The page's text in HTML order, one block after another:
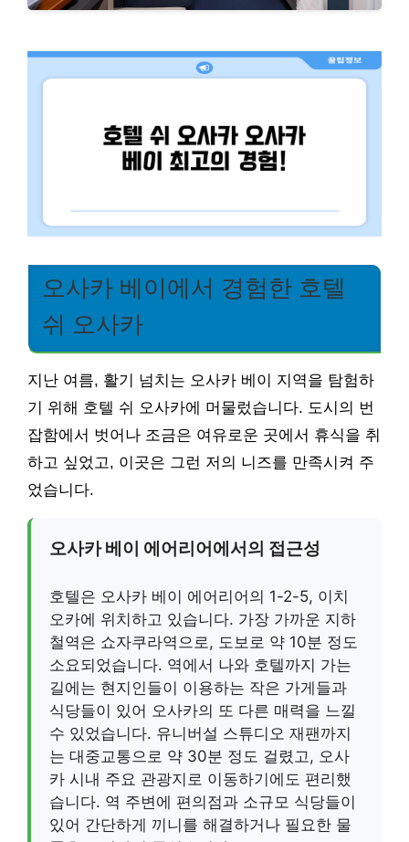
오사카 베이에서 경험한 호텔
쉬 오사카
지난 여름, 활기 넘치는 오사카 베이 지역을 탐험하
기 위해 호텔 쉬 오사카에 머물렀습니다. 도시의 번
잡함에서 벗어나 조금은 여유로운 곳에서 휴식을 취
하고 싶었고, 이곳은 그런 저의 니즈를 만족시켜 주
었습니다.
오사카 베이 에어리어에서의 접근성
호텔은 오사카 베이 에어리어의 1-2-5, 이치
오카에 위치하고 있습니다. 가장 가까운 지하
철역은 쇼자쿠라역으로, 도보로 약 10분 정도
소요되었습니다. 역에서 나와 호텔까지 가는
길에는 현지인들이 이용하는 작은 가게들과
식당들이 있어 오사카의 또 다른 매력을 느낄
수 있었습니다. 유니버설 스튜디오 재팬까지
는 대중교통으로 약 30분 정도 걸렸고, 오사
카 시내 주요 관광지로 이동하기에도 편리했
습니다. 역 주변에 편의점과 소규모 식당들이
있어 간단하게 끼니를 해결하거나 필요한 물